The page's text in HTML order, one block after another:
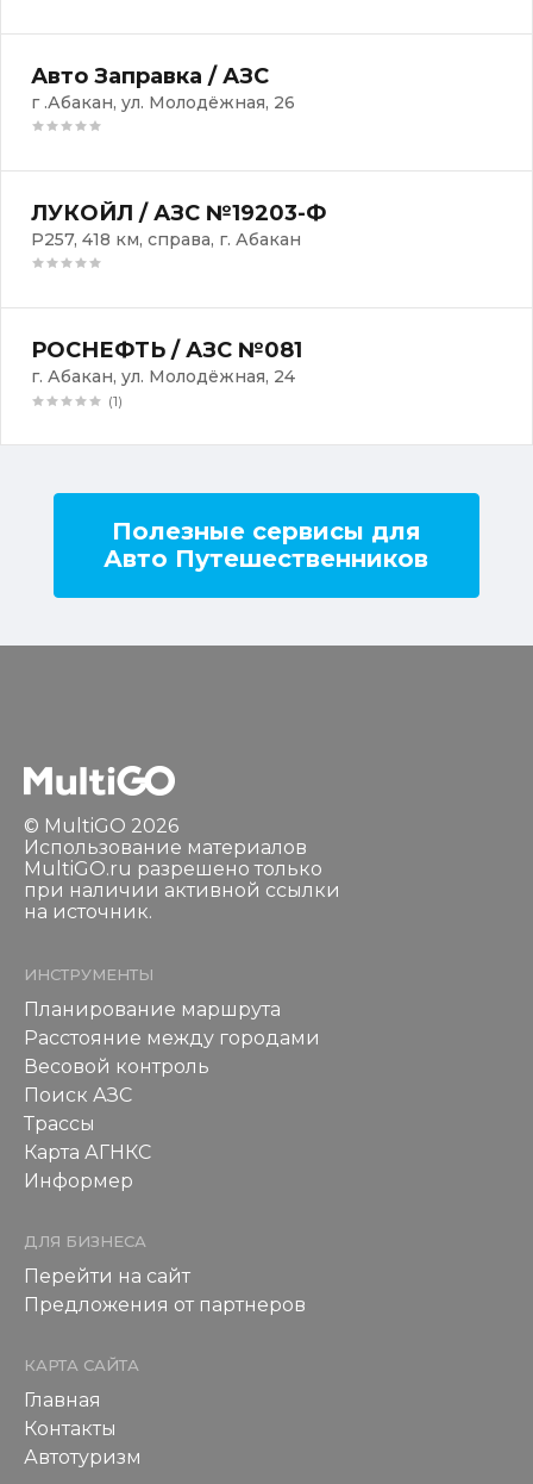
Авто Заправка / АЗС
г .Абакан, ул. Молодёжная, 26
ЛУКОЙЛ / АЗС №19203-Ф
Р257, 418 км, справа, г. Абакан
РОСНЕФТЬ / АЗС №081
г. Абакан, ул. Молодёжная, 24
(1)
Полезные сервисы для
Авто Путешественников
© MultiGO 2026
Использование материалов
MultiGO.ru разрешено только
при наличии активной ссылки
на источник.
ИНСТРУМЕНТЫ
Планирование маршрута
Расстояние между городами
Весовой контроль
Поиск АЗС
Трассы
Карта АГНКС
Информер
ДЛЯ БИЗНЕСА
Перейти на сайт
Предложения от партнеров
КАРТА САЙТА
Главная
Контакты
Автотуризм